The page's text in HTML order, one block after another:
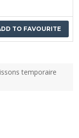
TO FAVOURITE
temporaire